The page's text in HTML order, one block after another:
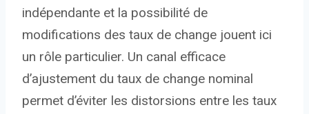
indépendante et la possibilité de
modifications des taux de change jouent ici
un rôle particulier. Un canal efficace
d’ajustement du taux de change nominal
permet d’éviter les distorsions entre les taux